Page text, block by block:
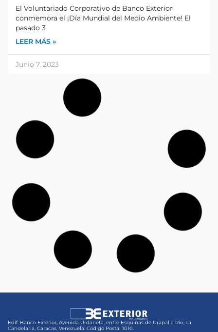
El Voluntariado Corporativo de Banco Exterior
conmemora el ¡Día Mundial del Medio Ambiente! El
pasado 3
LEER MÁS »
Junio 7, 2023
Edif. Banco Exterior, Avenida Urdaneta, entre Esquinas de Urapal a Río, La
Candelaria, Caracas, Venezuela. Código Postal 1010.